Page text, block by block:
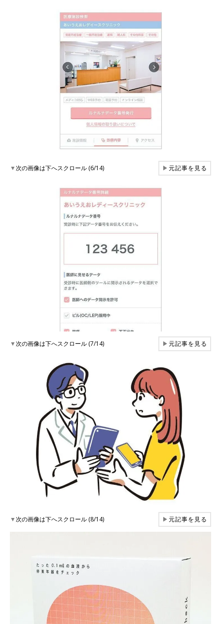
▼次の画像は下へスクロール (6/14) ▶元記事を見る
▼次の画像は下へスクロール (7/14) ▶元記事を見る
▼次の画像は下へスクロール (8/14) ▶元記事を見る